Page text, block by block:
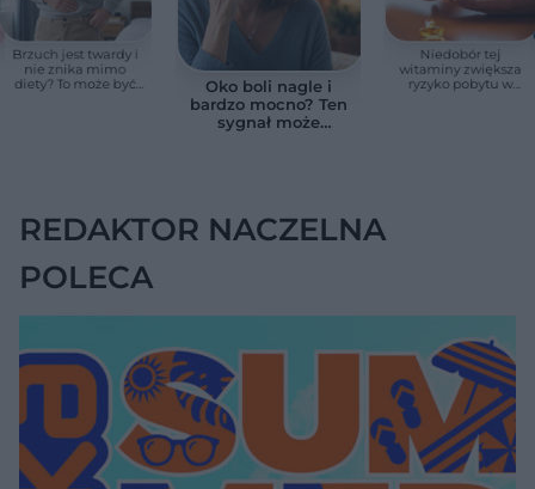
Brzuch jest twardy i
nie znika mimo
diety? To może być
Oko boli nagle i
bardzo mocno? Ten
sygnał może
Niedobór tej
witaminy zwiększa
ryzyko pobytu w
REDAKTOR NACZELNA
POLECA